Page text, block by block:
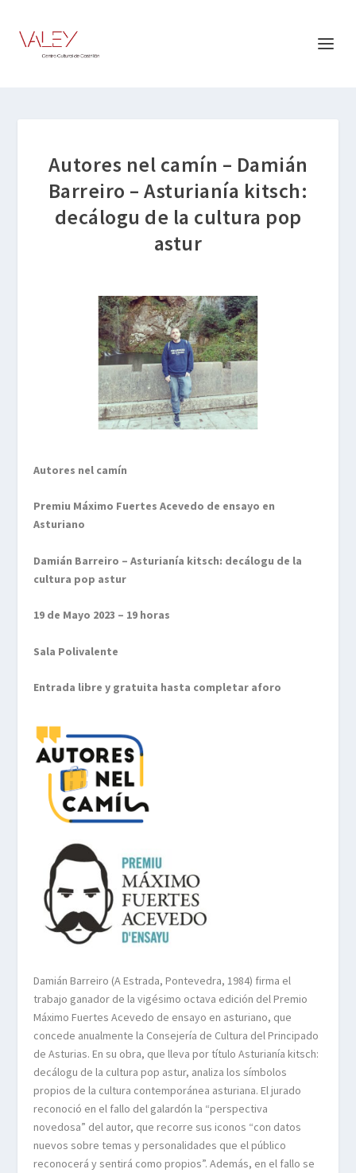
Autores nel camín – Damián
Barreiro – Asturianía kitsch:
decálogu de la cultura pop
astur
Autores nel camín
Premiu Máximo Fuertes Acevedo de ensayo en
Asturiano
Damián Barreiro – Asturianía kitsch: decálogu de la
cultura pop astur
19 de Mayo 2023 – 19 horas
Sala Polivalente
Entrada libre y gratuita hasta completar aforo
Damián Barreiro (A Estrada, Pontevedra, 1984) firma el
trabajo ganador de la vigésimo octava edición del Premio
Máximo Fuertes Acevedo de ensayo en asturiano, que
concede anualmente la Consejería de Cultura del Principado
de Asturias. En su obra, que lleva por título Asturianía kitsch:
decálogu de la cultura pop astur, analiza los símbolos
propios de la cultura contemporánea asturiana. El jurado
reconoció en el fallo del galardón la “perspectiva
novedosa” del autor, que recorre sus iconos “con datos
nuevos sobre temas y personalidades que el público
reconocerá y sentirá como propios”. Además, en el fallo se